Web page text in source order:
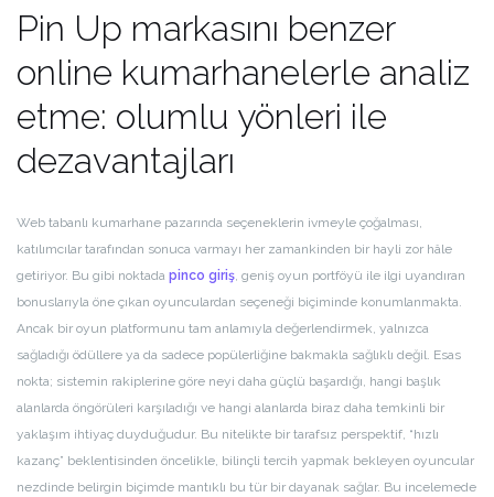
Pin Up markasını benzer
online kumarhanelerle analiz
etme: olumlu yönleri ile
dezavantajları
Web tabanlı kumarhane pazarında seçeneklerin ivmeyle çoğalması,
katılımcılar tarafından sonuca varmayı her zamankinden bir hayli zor hâle
getiriyor. Bu gibi noktada pinco giriş, geniş oyun portföyü ile ilgi uyandıran
bonuslarıyla öne çıkan oyunculardan seçeneği biçiminde konumlanmakta.
Ancak bir oyun platformunu tam anlamıyla değerlendirmek, yalnızca
sağladığı ödüllere ya da sadece popülerliğine bakmakla sağlıklı değil. Esas
nokta; sistemin rakiplerine göre neyi daha güçlü başardığı, hangi başlık
alanlarda öngörüleri karşıladığı ve hangi alanlarda biraz daha temkinli bir
yaklaşım ihtiyaç duyduğudur. Bu nitelikte bir tarafsız perspektif, “hızlı
kazanç” beklentisinden öncelikle, bilinçli tercih yapmak bekleyen oyuncular
nezdinde belirgin biçimde mantıklı bu tür bir dayanak sağlar. Bu incelemede